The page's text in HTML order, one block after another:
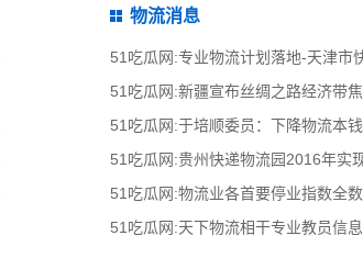
物流消息
51吃瓜网:专业物流计划落地-天津市
51吃瓜网:新疆宣布丝绸之路经济带
51吃瓜网:于培顺委员：下降物流本
51吃瓜网:贵州快递物流园2016年实
51吃瓜网:物流业各首要停业指数全
51吃瓜网:天下物流相干专业教员信